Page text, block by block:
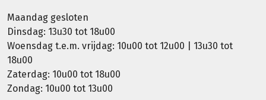
Maandag gesloten
Dinsdag: 13u30 tot 18u00
Woensdag t.e.m. vrijdag: 10u00 tot 12u00 | 13u30 tot
18u00
Zaterdag: 10u00 tot 18u00
Zondag: 10u00 tot 13u00